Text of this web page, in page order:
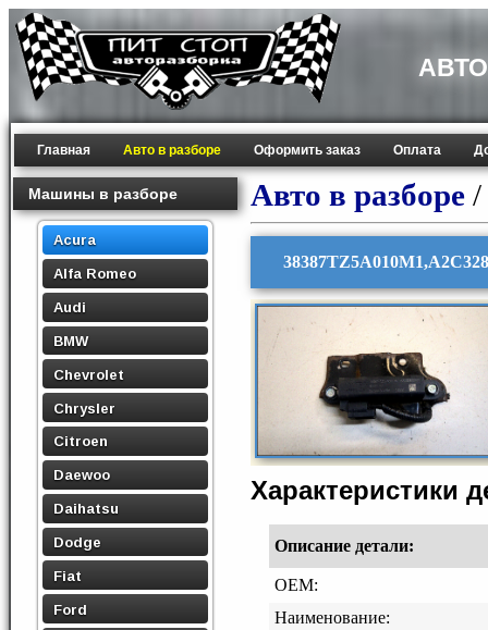
Главная Авто в разборе Оформить заказ Оплата
Машины в разборе
Acura
Alfa Romeo
Audi
BMW
Chevrolet
Chrysler
Citroen
Daewoo
Daihatsu
Dodge
Fiat
Ford
Авто в разборе /
Характеристики
Описание детали:
OEM:
Наименование: